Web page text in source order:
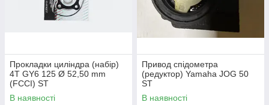
Прокладки циліндра (набір)
4T GY6 125 Ø 52,50 mm
(FCCI) ST
В наявності
Привод спідометра
(редуктор) Yamaha JOG 50
ST
В наявності